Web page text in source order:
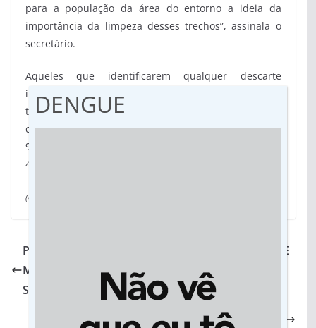
para a população da área do entorno a ideia da
importância da limpeza desses trechos”, assinala o
secretário.
Aqueles que identificarem qualquer descarte
irregular devem denunciar à Semma. Além do
telefone da Pasta – 3411-5108 –, pode-se entrar em
contato com a Gerência de Fiscalização da Semma – 9
9231-0174 – ou com o Disque Denúncia – 9 9234-
4005.
(Assessoria PMR)
PROFESSORA QUE VIVEU EXPERIÊNCIA DE QUASE
MORTE LANÇA LIVRO DIA 19: O CAMINHO DA
SUPERAÇÃO
Bazar arrecada quase R$ 200 mil em prol da
DENGUE